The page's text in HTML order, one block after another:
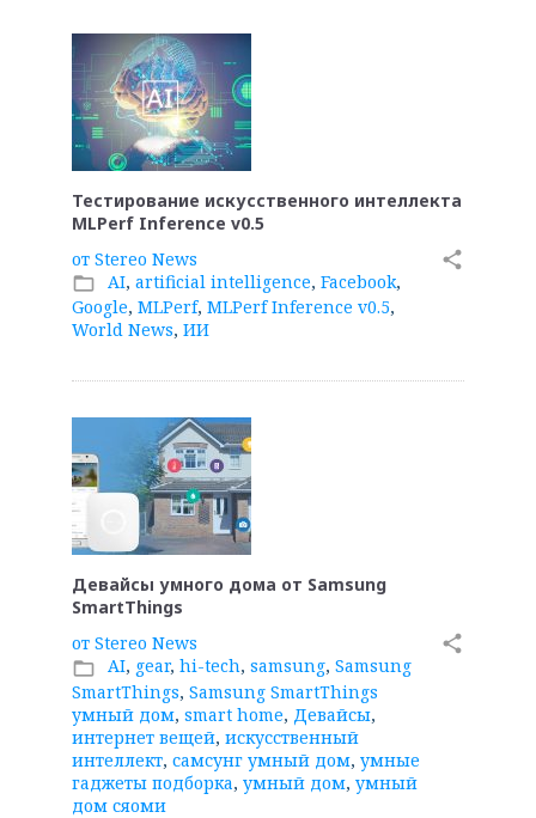
Тестирование искусственного интеллекта
MLPerf Inference v0.5
от Stereo News
folder_open AI, artificial intelligence, Facebook,
Google, MLPerf, MLPerf Inference v0.5,
World News, ИИ
share
Девайсы умного дома от Samsung
SmartThings
от Stereo News
folder_open AI, gear, hi-tech, samsung, Samsung
SmartThings, Samsung SmartThings
умный дом, smart home, Девайсы,
интернет вещей, искусственный
интеллект, самсунг умный дом, умные
гаджеты подборка, умный дом, умный
дом сяоми
share